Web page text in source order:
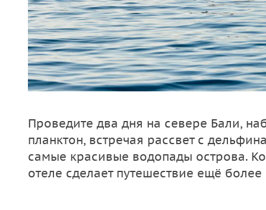
Проведите два дня на севере Бали,
планктон, встречая рассвет с
самые красивые водопады острова.
отеле сделает путешествие ещё